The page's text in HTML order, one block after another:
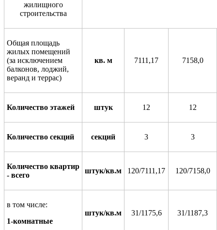
жилищного
строительства
Общая площадь
жилых помещений
(за исключением
балконов, лоджий,
веранд и террас)
кв. м 7111,17 7158,0
Количество этажей штук 12 12
Количество секций секций 3 3
Количество квартир
- всего
штук/кв.м 120/7111,17 120/7158,0
в том числе:
1-комнатные
штук/кв.м 31/1175,6 31/1187,3